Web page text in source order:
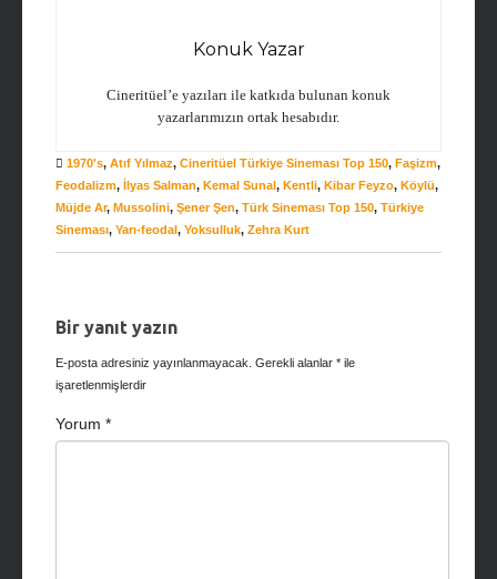
Konuk Yazar
Cineritüel’e yazıları ile katkıda bulunan konuk
yazarlarımızın ortak hesabıdır.
1970's, Atıf Yılmaz, Cineritüel Türkiye Sineması Top 150, Faşizm,
Feodalizm, İlyas Salman, Kemal Sunal, Kentli, Kibar Feyzo, Köylü,
Müjde Ar, Mussolini, Şener Şen, Türk Sineması Top 150, Türkiye
Sineması, Yarı-feodal, Yoksulluk, Zehra Kurt
Bir yanıt yazın
E-posta adresiniz yayınlanmayacak. Gerekli alanlar * ile
işaretlenmişlerdir
Yorum *